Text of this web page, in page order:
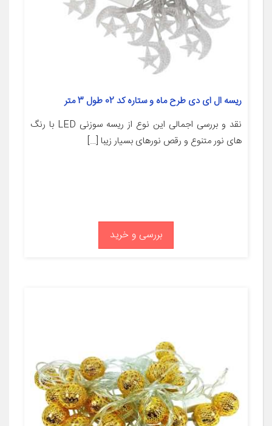
ریسه ال ای دی طرح ماه و ستاره کد 02 طول 3 متر
نقد و بررسی اجمالی این نوع از ریسه سوزنی LED با رنگ
های نور متنوع و رقص نورهای بسیار زیبا […]
بررسی و خرید